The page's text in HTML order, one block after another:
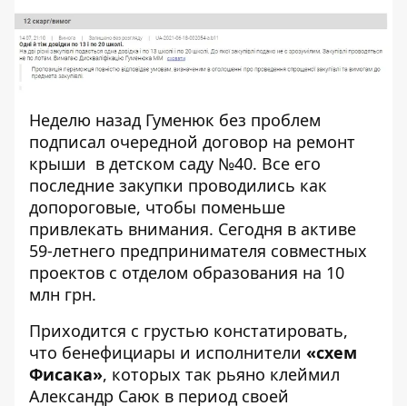
Неделю назад Гуменюк без проблем
подписал очередной договор на ремонт
крыши в детском саду №40. Все его
последние закупки проводились как
допороговые, чтобы поменьше
привлекать внимания. Сегодня в активе
59-летнего предпринимателя совместных
проектов с отделом образования на 10
млн грн.
Приходится с грустью констатировать,
что бенефициары и исполнители «схем
Фисака», которых так рьяно клеймил
Александр Саюк в период своей